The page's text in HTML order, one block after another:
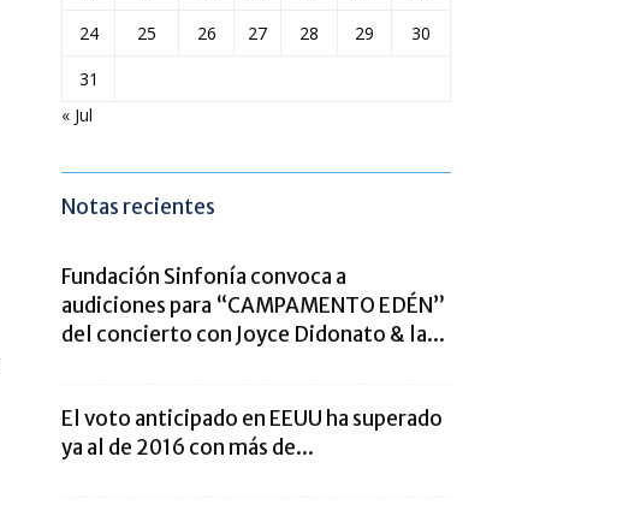
24
25 26 27 28 29
30
31
« Jul
Notas recientes
Fundación Sinfonía convoca a
audiciones para “CAMPAMENTO EDÉN”
del concierto con Joyce Didonato & la...
El voto anticipado en EEUU ha superado
ya al de 2016 con más de...